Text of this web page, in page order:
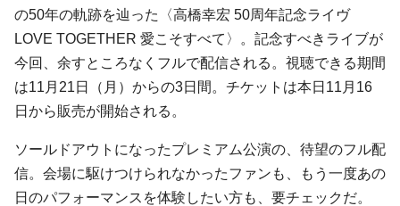
の50年の軌跡を辿った〈高橋幸宏 50周年記念ライヴ
LOVE TOGETHER 愛こそすべて〉。記念すべきライブが
今回、余すところなくフルで配信される。視聴できる期間
は11月21日（月）からの3日間。チケットは本日11月16
日から販売が開始される。
ソールドアウトになったプレミアム公演の、待望のフル配
信。会場に駆けつけられなかったファンも、もう一度あの
日のパフォーマンスを体験したい方も、要チェックだ。